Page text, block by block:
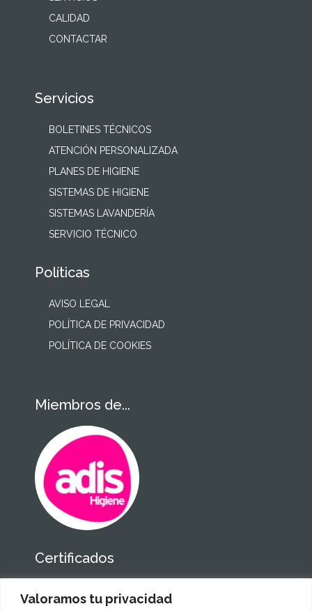
Valoramos tu privacidad
CALIDAD
CONTACTAR
Servicios
BOLETINES TÉCNICOS
ATENCIÓN PERSONALIZADA
PLANES DE HIGIENE
SISTEMAS DE HIGIENE
SISTEMAS LAVANDERÍA
SERVICIO TÉCNICO
Políticas
AVISO LEGAL
POLÍTICA DE PRIVACIDAD
POLÍTICA DE COOKIES
Miembros de...
Certificados